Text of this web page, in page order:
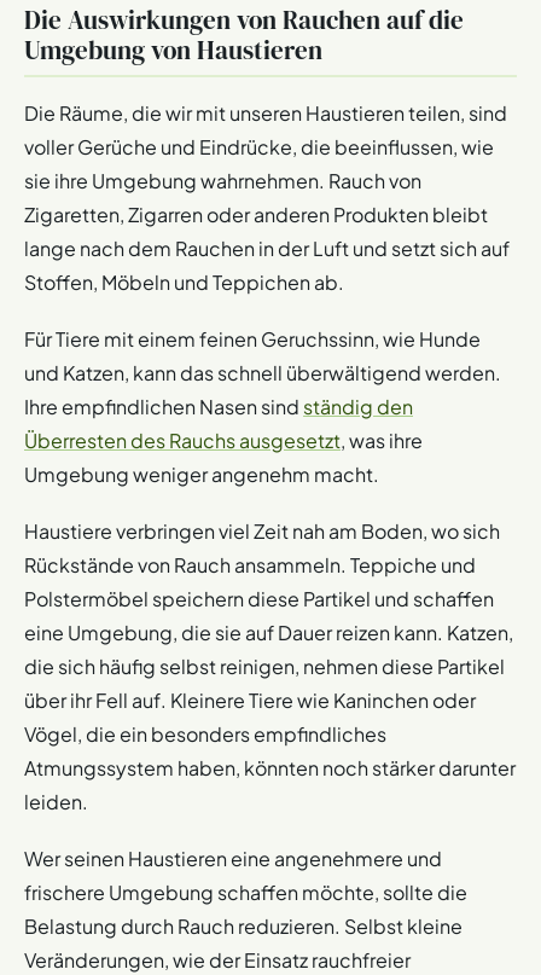
Die Auswirkungen von Rauchen auf die
Umgebung von Haustieren
Die Räume, die wir mit unseren Haustieren teilen, sind
voller Gerüche und Eindrücke, die beeinflussen, wie
sie ihre Umgebung wahrnehmen. Rauch von
Zigaretten, Zigarren oder anderen Produkten bleibt
lange nach dem Rauchen in der Luft und setzt sich auf
Stoffen, Möbeln und Teppichen ab.
Für Tiere mit einem feinen Geruchssinn, wie Hunde
und Katzen, kann das schnell überwältigend werden.
Ihre empfindlichen Nasen sind ständig den
Überresten des Rauchs ausgesetzt, was ihre
Umgebung weniger angenehm macht.
Haustiere verbringen viel Zeit nah am Boden, wo sich
Rückstände von Rauch ansammeln. Teppiche und
Polstermöbel speichern diese Partikel und schaffen
eine Umgebung, die sie auf Dauer reizen kann. Katzen,
die sich häufig selbst reinigen, nehmen diese Partikel
über ihr Fell auf. Kleinere Tiere wie Kaninchen oder
Vögel, die ein besonders empfindliches
Atmungssystem haben, könnten noch stärker darunter
leiden.
Wer seinen Haustieren eine angenehmere und
frischere Umgebung schaffen möchte, sollte die
Belastung durch Rauch reduzieren. Selbst kleine
Veränderungen, wie der Einsatz rauchfreier